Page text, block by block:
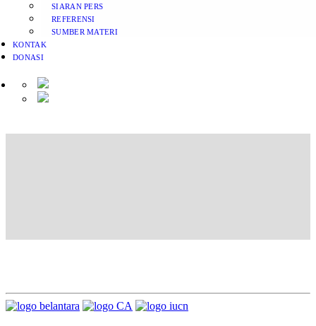
SIARAN PERS
REFERENSI
SUMBER MATERI
KONTAK
DONASI